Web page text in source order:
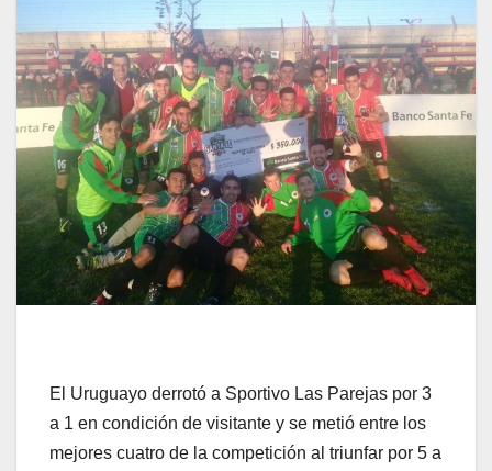
El Uruguayo derrotó a Sportivo Las Parejas por 3
a 1 en condición de visitante y se metió entre los
mejores cuatro de la competición al triunfar por 5 a